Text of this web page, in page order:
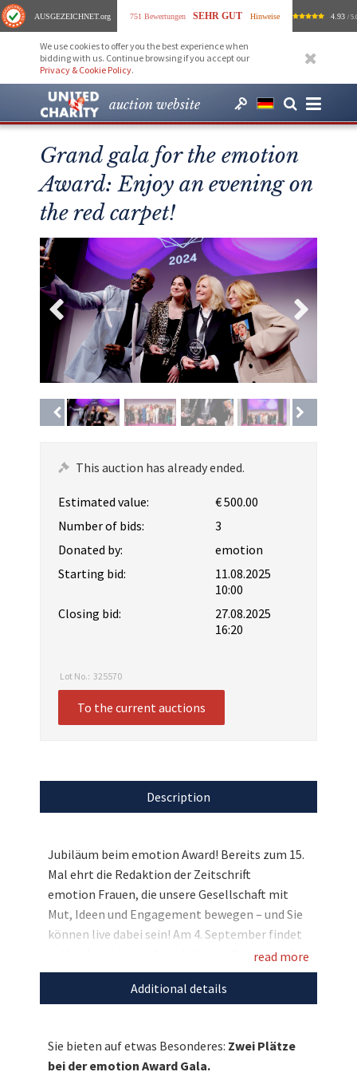
AUSGEZEICHNET.org 751 Bewertungen SEHR GUT Hinweise 4.93 /
We use cookies to offer you the best experience when
bidding with us. Continue browsing if you accept our
Privacy & Cookie Policy.
auction website
Grand gala for the emotion
Award: Enjoy an evening on
the red carpet!
This auction has already ended.
Estimated value:
€ 500.00
Number of bids:
3
Donated by:
emotion
Starting bid:
11.08.2025
10:00
Closing bid:
27.08.2025
16:20
Lot No.: 325570
To the current auctions
Description
Jubiläum beim emotion Award! Bereits zum 15.
Mal ehrt die Redaktion der Zeitschrift
emotion Frauen, die unsere Gesellschaft mit
Mut, Ideen und Engagement bewegen – und Sie
können live dabei sein! Am 4. September findet
in Hamburg die große Jubiläums-Gala statt. Im
festlichen Rahmen werden sechs
herausragende Frauen sowie ein inspirierendes
Leistungen werden von prominenten
read more
Additional details
Sie bieten auf etwas Besonderes: Zwei Plätze
bei der emotion Award Gala.